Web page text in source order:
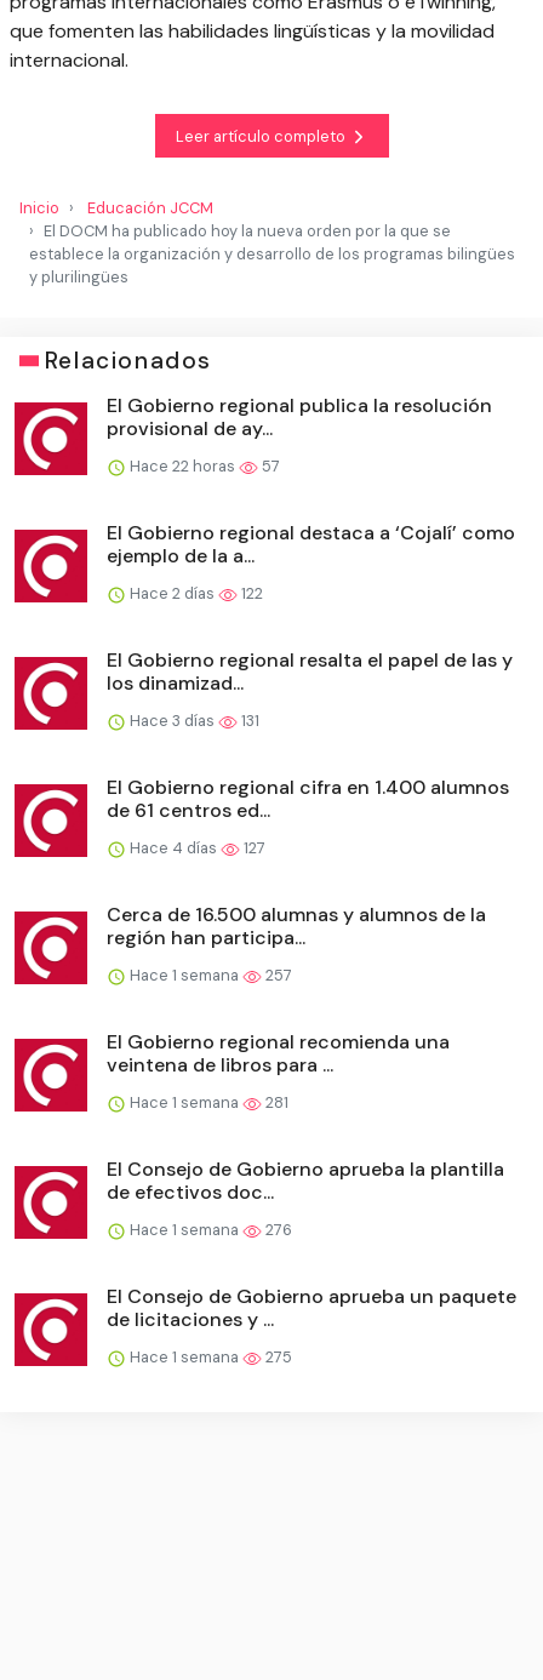
que fomenten las habilidades lingüísticas y la movilidad
internacional.
Leer artículo completo
Inicio
Educación JCCM
El DOCM ha publicado hoy la nueva orden por la que se
establece la organización y desarrollo de los programas bilingües
y plurilingües
Relacionados
El Gobierno regional publica la resolución
provisional de ay...
Hace 22 horas 57
El Gobierno regional destaca a ‘Cojalí’ como
ejemplo de la a...
Hace 2 días 122
El Gobierno regional resalta el papel de las y
los dinamizad...
Hace 3 días 131
El Gobierno regional cifra en 1.400 alumnos
de 61 centros ed...
Hace 4 días 127
Cerca de 16.500 alumnas y alumnos de la
región han participa...
Hace 1 semana 257
El Gobierno regional recomienda una
veintena de libros para ...
Hace 1 semana 281
El Consejo de Gobierno aprueba la plantilla
de efectivos doc...
Hace 1 semana 276
El Consejo de Gobierno aprueba un paquete
de licitaciones y ...
Hace 1 semana 275